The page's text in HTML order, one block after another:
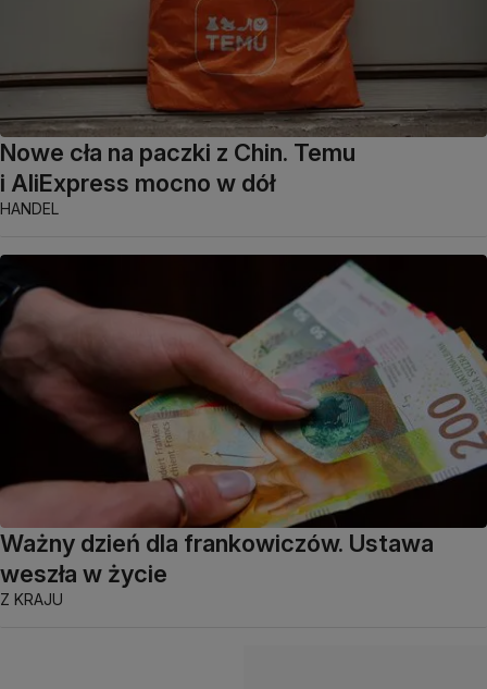
Nowe cła na paczki z Chin. Temu
i AliExpress mocno w dół
HANDEL
Ważny dzień dla frankowiczów. Ustawa
weszła w życie
Z KRAJU